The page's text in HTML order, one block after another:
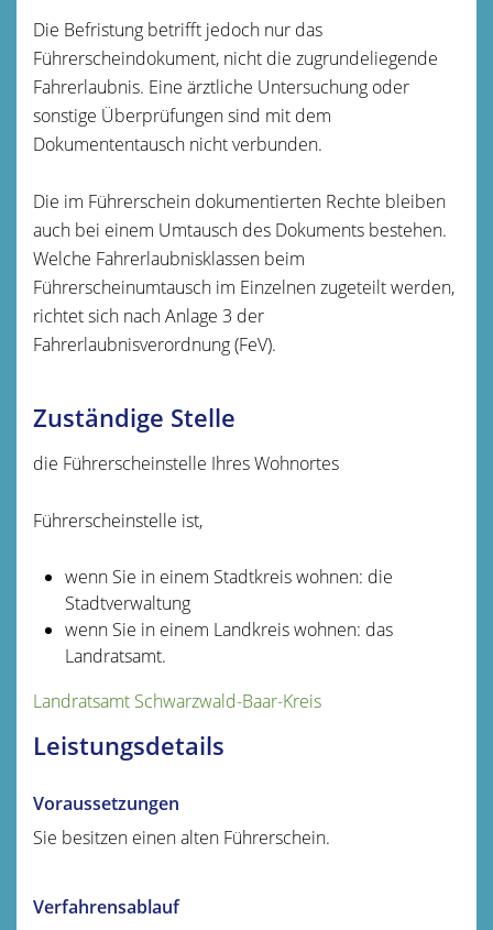
Die Befristung betrifft jedoch nur das
Führerscheindokument, nicht die zugrundeliegende
Fahrerlaubnis. Eine ärztliche Untersuchung oder
sonstige Überprüfungen sind mit dem
Dokumententausch nicht verbunden.
Die im Führerschein dokumentierten Rechte bleiben
auch bei einem Umtausch des Dokuments bestehen.
Welche Fahrerlaubnisklassen beim
Führerscheinumtausch im Einzelnen zugeteilt werden,
richtet sich nach Anlage 3 der
Fahrerlaubnisverordnung (FeV).
Zuständige Stelle
die Führerscheinstelle Ihres Wohnortes
Führerscheinstelle ist,
wenn Sie in einem Stadtkreis wohnen: die
Stadtverwaltung
wenn Sie in einem Landkreis wohnen: das
Landratsamt.
Landratsamt Schwarzwald-Baar-Kreis
Leistungsdetails
Voraussetzungen
Sie besitzen einen alten Führerschein.
Verfahrensablauf